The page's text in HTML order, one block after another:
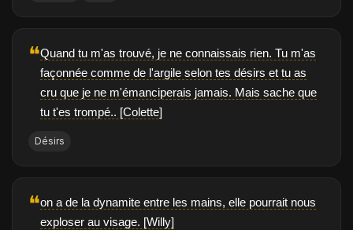
❝Quand tu m'as trouvé, je ne connaissais rien. Tu m'as
façonnée comme de l'argile selon tes désirs et tu as
cru que je ne m'émanciperais jamais. Mais sache que
tu t'es trompé.. [Colette]
Désirs
❝on a de la dynamite entre les mains, elle pourrait nous
exploser au visage. [Willy]